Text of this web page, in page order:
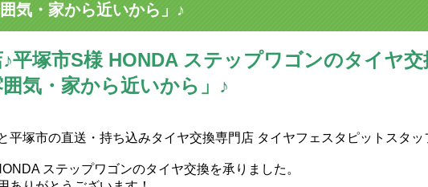
気・家から近いから」♪
平塚市S様 HONDA ステップワゴンのタイヤ
囲気・家から近いから」♪
平塚市の直送・‪‎持ち込みタイヤ交換専門店‬ タイヤフェスタピットスタッ
ステップワゴンのタイヤ交換を承りました。